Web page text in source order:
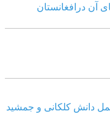
آن درافغانستان
دانش کلکانی و جمشید